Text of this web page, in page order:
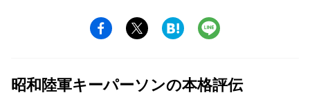
昭和陸軍キーパーソンの本格評伝